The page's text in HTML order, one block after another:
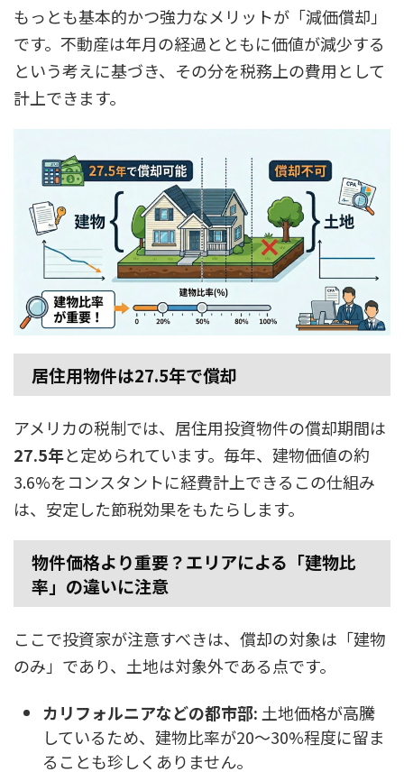
もっとも基本的かつ強力なメリットが「減価償却」
です。不動産は年月の経過とともに価値が減少する
という考えに基づき、その分を税務上の費用として
計上できます。
居住用物件は27.5年で償却
アメリカの税制では、居住用投資物件の償却期間は
27.5年と定められています。毎年、建物価値の約
3.6%をコンスタントに経費計上できるこの仕組み
は、安定した節税効果をもたらします。
物件価格より重要？エリアによる「建物比
率」の違いに注意
ここで投資家が注意すべきは、償却の対象は「建物
のみ」であり、土地は対象外である点です。
カリフォルニアなどの都市部: 土地価格が高騰
しているため、建物比率が20〜30%程度に留ま
ることも珍しくありません。